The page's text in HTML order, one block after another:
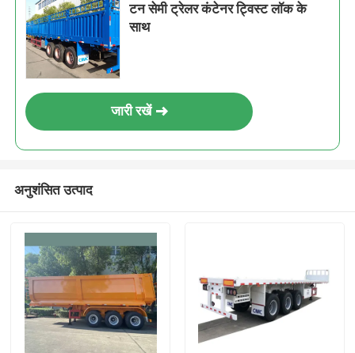
टन सेमी ट्रेलर कंटेनर ट्विस्ट लॉक के
साथ
जारी रखें
अनुशंसित उत्पाद